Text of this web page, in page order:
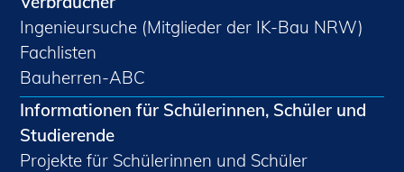
Ingenieursuche (Mitglieder der IK-Bau NRW)
Fachlisten
Bauherren-ABC
Informationen für Schülerinnen, Schüler und
Studierende
Projekte für Schülerinnen und Schüler